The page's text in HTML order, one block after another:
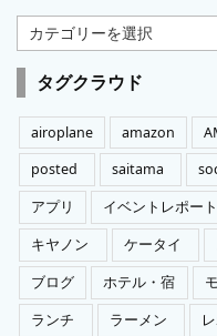
カ
テ
ゴ
リ
ー
タグクラウド
airoplane amazon
posted
saitama
アプリ
イベントレポート
キヤノン
ケータイ
ブログ
ホテル・宿
ランチ
ラーメン